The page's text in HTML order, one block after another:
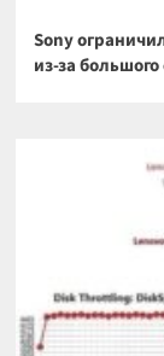
Sony
из-за большого